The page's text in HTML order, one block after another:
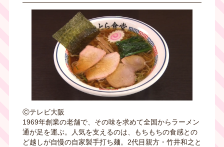
Ⓒテレビ大阪
1969年創業の老舗で、その味を求めて全国からラーメン
通が足を運ぶ。人気を支えるのは、もちもちの食感との
ど越しが自慢の自家製手打ち麺。2代目親方・竹井和之と